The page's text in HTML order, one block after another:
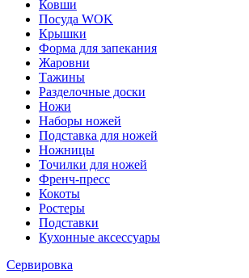
Ковши
Посуда WOK
Крышки
Форма для запекания
Жаровни
Тажины
Разделочные доски
Ножи
Наборы ножей
Подставка для ножей
Ножницы
Точилки для ножей
Френч-пресс
Кокоты
Ростеры
Подставки
Кухонные аксессуары
Сервировка